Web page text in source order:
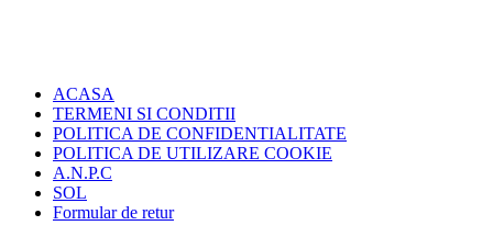
ACASA
TERMENI SI CONDITII
POLITICA DE CONFIDENTIALITATE
POLITICA DE UTILIZARE COOKIE
A.N.P.C
SOL
Formular de retur